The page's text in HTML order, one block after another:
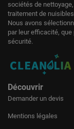
sociétés de
traitement de
Nous avons
par leur efficacité, que
sécurité.
Découvrir
Demander un devis
Mentions légales